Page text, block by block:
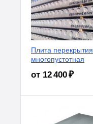
Плита перекрытия
многопустотная
от 12 400 ₽